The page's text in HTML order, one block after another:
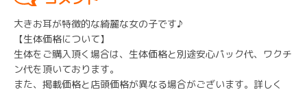
大きお耳が特徴的な綺麗な女の子です♪
【生体価格について】
生体をご購入頂く場合は、生体価格と別途安心パック代、ワクチ
ン代を頂いております。
また、掲載価格と店頭価格が異なる場合がございます。詳しく